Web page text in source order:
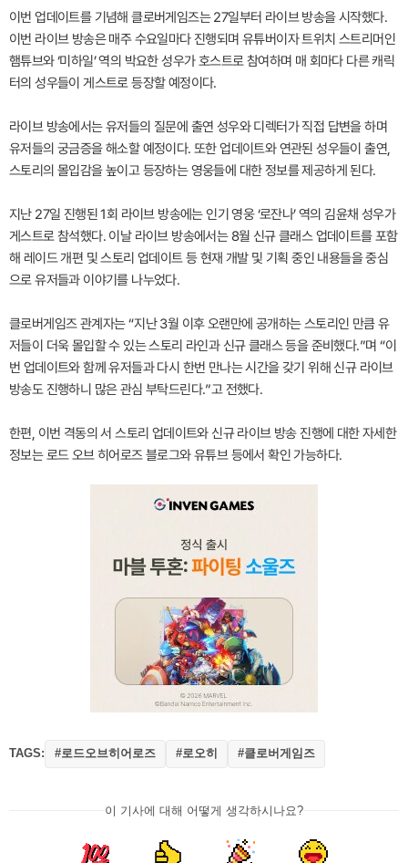
이번 업데이트를 기념해 클로버게임즈는 27일부터 라이브 방송을 시작했다.
이번 라이브 방송은 매주 수요일마다 진행되며 유튜버이자 트위치 스트리머인
햄튜브와 ‘미하일’ 역의 박요한 성우가 호스트로 참여하며 매 회마다 다른 캐릭
터의 성우들이 게스트로 등장할 예정이다.
라이브 방송에서는 유저들의 질문에 출연 성우와 디렉터가 직접 답변을 하며
유저들의 궁금증을 해소할 예정이다. 또한 업데이트와 연관된 성우들이 출연,
스토리의 몰입감을 높이고 등장하는 영웅들에 대한 정보를 제공하게 된다.
지난 27일 진행된 1회 라이브 방송에는 인기 영웅 ‘로잔나’ 역의 김윤채 성우가
게스트로 참석했다. 이날 라이브 방송에서는 8월 신규 클래스 업데이트를 포함
해 레이드 개편 및 스토리 업데이트 등 현재 개발 및 기획 중인 내용들을 중심
으로 유저들과 이야기를 나누었다.
클로버게임즈 관계자는 “지난 3월 이후 오랜만에 공개하는 스토리인 만큼 유
저들이 더욱 몰입할 수 있는 스토리 라인과 신규 클래스 등을 준비했다.”며 “이
번 업데이트와 함께 유저들과 다시 한번 만나는 시간을 갖기 위해 신규 라이브
방송도 진행하니 많은 관심 부탁드린다.”고 전했다.
한편, 이번 격동의 서 스토리 업데이트와 신규 라이브 방송 진행에 대한 자세한
정보는 로드 오브 히어로즈 블로그와 유튜브 등에서 확인 가능하다.
TAGS: #로드오브히어로즈 #로오히 #클로버게임즈
이 기사에 대해 어떻게 생각하시나요?